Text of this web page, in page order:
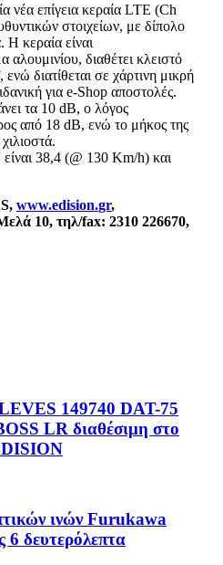
νέα επίγεια κεραία LTE (Ch
στοιχείων, με δίπολο
κεραία είναι
διαθέτει κλειστό
διατίθεται σε χάρτινη μικρή
για e-Shop αποστολές.
τα 10 dB, ο λόγος
από 18 dB, ενώ το μήκος της
38,4 (@ 130 Km/h) και
, www.edision.gr,
10, τηλ/fax: 2310 226670,
149740 DAT-75
LR διαθέσιμη στο
ινών Furukawa
6 δευτερόλεπτα